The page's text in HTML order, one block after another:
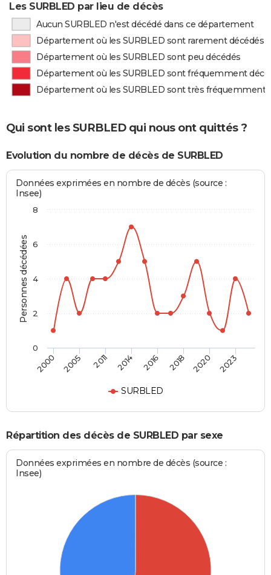
Les SURBLED par lieu de décès
Aucun SURBLED n'est décédé dans ce département
Département où les SURBLED sont rarement décédés
Département où les SURBLED sont peu décédés
Département où les SURBLED sont fréquemment
Département où les SURBLED sont très fréquemment
Qui sont les SURBLED qui nous ont quittés ?
Evolution du nombre de décès de SURBLED
Personnes décédées
Données exprimées en nombre de décès (source :
Insee)
SURBLED
2000 2005 2011 2014 2016 2018 2020 2023
0
2
4
6
8
Répartition des décès de SURBLED par sexe
Données exprimées en nombre de décès (source :
Insee)